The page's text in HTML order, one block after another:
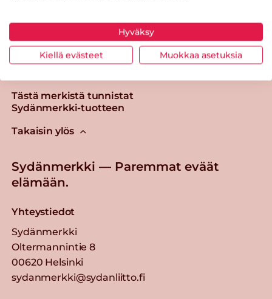
Tästä merkistä tunnistat
Sydänmerkki-tuotteen
Takaisin ylös
Sydänmerkki — Paremmat eväät
elämään.
Yhteystiedot
Sydänmerkki
Oltermannintie 8
00620 Helsinki
sydanmerkki@sydanliitto.fi
Hyväksy
Kiellä evästeet Muokkaa asetuksia